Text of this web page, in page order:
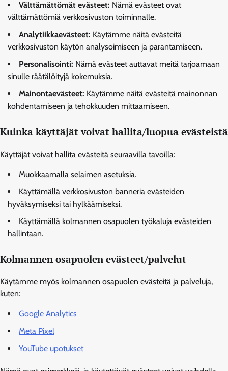
Välttämättömät evästeet: Nämä evästeet ovat
välttämättömiä verkkosivuston toiminnalle.
Analytiikkaevästeet: Käytämme näitä evästeitä
verkkosivuston käytön analysoimiseen ja parantamiseen.
Personalisointi: Nämä evästeet auttavat meitä tarjoamaan
sinulle räätälöityjä kokemuksia.
Mainontaevästeet: Käytämme näitä evästeitä mainonnan
kohdentamiseen ja tehokkuuden mittaamiseen.
Kuinka käyttäjät voivat hallita/luopua evästeistä
Käyttäjät voivat hallita evästeitä seuraavilla tavoilla:
Muokkaamalla selaimen asetuksia.
Käyttämällä verkkosivuston banneria evästeiden
hyväksymiseksi tai hylkäämiseksi.
Käyttämällä kolmannen osapuolen työkaluja evästeiden
hallintaan.
Kolmannen osapuolen evästeet/palvelut
Käytämme myös kolmannen osapuolen evästeitä ja palveluja,
kuten:
Google Analytics
Meta Pixel
YouTube upotukset